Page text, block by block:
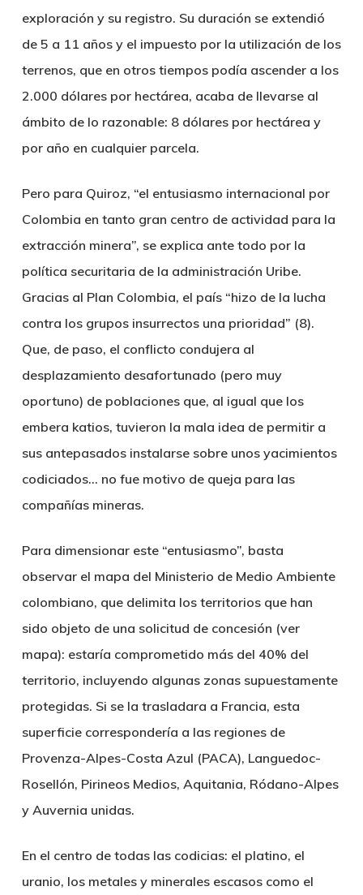
exploración y su registro. Su duración se extendió
de 5 a 11 años y el impuesto por la utilización de los
terrenos, que en otros tiempos podía ascender a los
2.000 dólares por hectárea, acaba de llevarse al
ámbito de lo razonable: 8 dólares por hectárea y
por año en cualquier parcela.
Pero para Quiroz, “el entusiasmo internacional por
Colombia en tanto gran centro de actividad para la
extracción minera”, se explica ante todo por la
política securitaria de la administración Uribe.
Gracias al Plan Colombia, el país “hizo de la lucha
contra los grupos insurrectos una prioridad” (8).
Que, de paso, el conflicto condujera al
desplazamiento desafortunado (pero muy
oportuno) de poblaciones que, al igual que los
embera katios, tuvieron la mala idea de permitir a
sus antepasados instalarse sobre unos yacimientos
codiciados… no fue motivo de queja para las
compañías mineras.
Para dimensionar este “entusiasmo”, basta
observar el mapa del Ministerio de Medio Ambiente
colombiano, que delimita los territorios que han
sido objeto de una solicitud de concesión (ver
mapa): estaría comprometido más del 40% del
territorio, incluyendo algunas zonas supuestamente
protegidas. Si se la trasladara a Francia, esta
superficie correspondería a las regiones de
Provenza-Alpes-Costa Azul (PACA), Languedoc-
Rosellón, Pirineos Medios, Aquitania, Ródano-Alpes
y Auvernia unidas.
En el centro de todas las codicias: el platino, el
uranio, los metales y minerales escasos como el